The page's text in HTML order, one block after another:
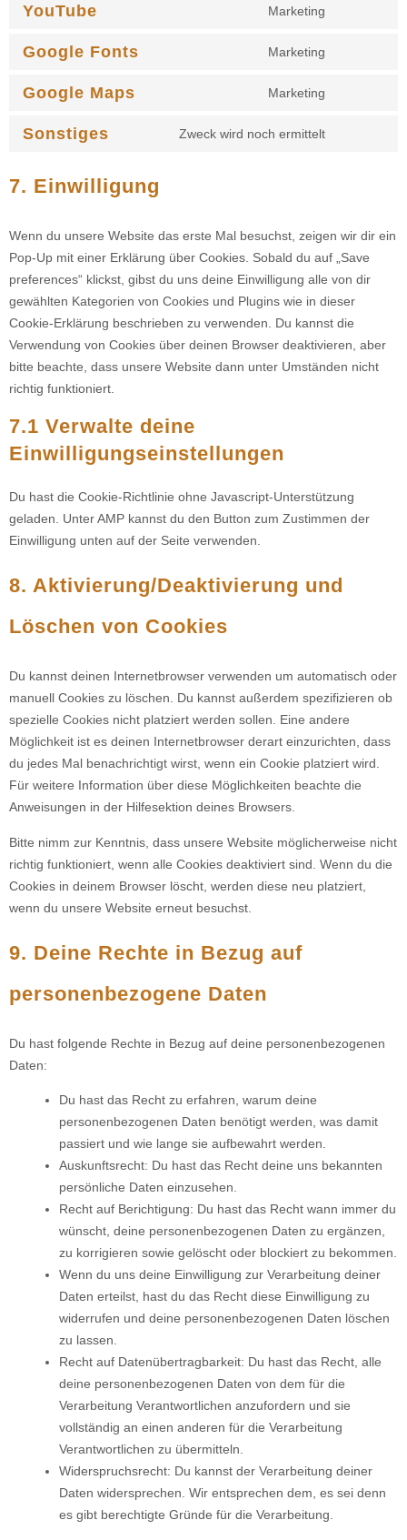
YouTube Marketing
Google Fonts Marketing
Google Maps Marketing
Sonstiges Zweck wird noch ermittelt
7. Einwilligung
Wenn du unsere Website das erste Mal besuchst, zeigen wir dir ein
Pop-Up mit einer Erklärung über Cookies. Sobald du auf „Save
preferences“ klickst, gibst du uns deine Einwilligung alle von dir
gewählten Kategorien von Cookies und Plugins wie in dieser
Cookie-Erklärung beschrieben zu verwenden. Du kannst die
Verwendung von Cookies über deinen Browser deaktivieren, aber
bitte beachte, dass unsere Website dann unter Umständen nicht
richtig funktioniert.
7.1 Verwalte deine
Einwilligungseinstellungen
Du hast die Cookie-Richtlinie ohne Javascript-Unterstützung
geladen. Unter AMP kannst du den Button zum Zustimmen der
Einwilligung unten auf der Seite verwenden.
8. Aktivierung/Deaktivierung und
Löschen von Cookies
Du kannst deinen Internetbrowser verwenden um automatisch oder
manuell Cookies zu löschen. Du kannst außerdem spezifizieren ob
spezielle Cookies nicht platziert werden sollen. Eine andere
Möglichkeit ist es deinen Internetbrowser derart einzurichten, dass
du jedes Mal benachrichtigt wirst, wenn ein Cookie platziert wird.
Für weitere Information über diese Möglichkeiten beachte die
Anweisungen in der Hilfesektion deines Browsers.
Bitte nimm zur Kenntnis, dass unsere Website möglicherweise nicht
richtig funktioniert, wenn alle Cookies deaktiviert sind. Wenn du die
Cookies in deinem Browser löscht, werden diese neu platziert,
wenn du unsere Website erneut besuchst.
9. Deine Rechte in Bezug auf
personenbezogene Daten
Du hast folgende Rechte in Bezug auf deine personenbezogenen
Daten:
Du hast das Recht zu erfahren, warum deine
personenbezogenen Daten benötigt werden, was damit
passiert und wie lange sie aufbewahrt werden.
Auskunftsrecht: Du hast das Recht deine uns bekannten
persönliche Daten einzusehen.
Recht auf Berichtigung: Du hast das Recht wann immer du
wünscht, deine personenbezogenen Daten zu ergänzen,
zu korrigieren sowie gelöscht oder blockiert zu bekommen.
Wenn du uns deine Einwilligung zur Verarbeitung deiner
Daten erteilst, hast du das Recht diese Einwilligung zu
widerrufen und deine personenbezogenen Daten löschen
zu lassen.
Recht auf Datenübertragbarkeit: Du hast das Recht, alle
deine personenbezogenen Daten von dem für die
Verarbeitung Verantwortlichen anzufordern und sie
vollständig an einen anderen für die Verarbeitung
Verantwortlichen zu übermitteln.
Widerspruchsrecht: Du kannst der Verarbeitung deiner
Daten widersprechen. Wir entsprechen dem, es sei denn
es gibt berechtigte Gründe für die Verarbeitung.